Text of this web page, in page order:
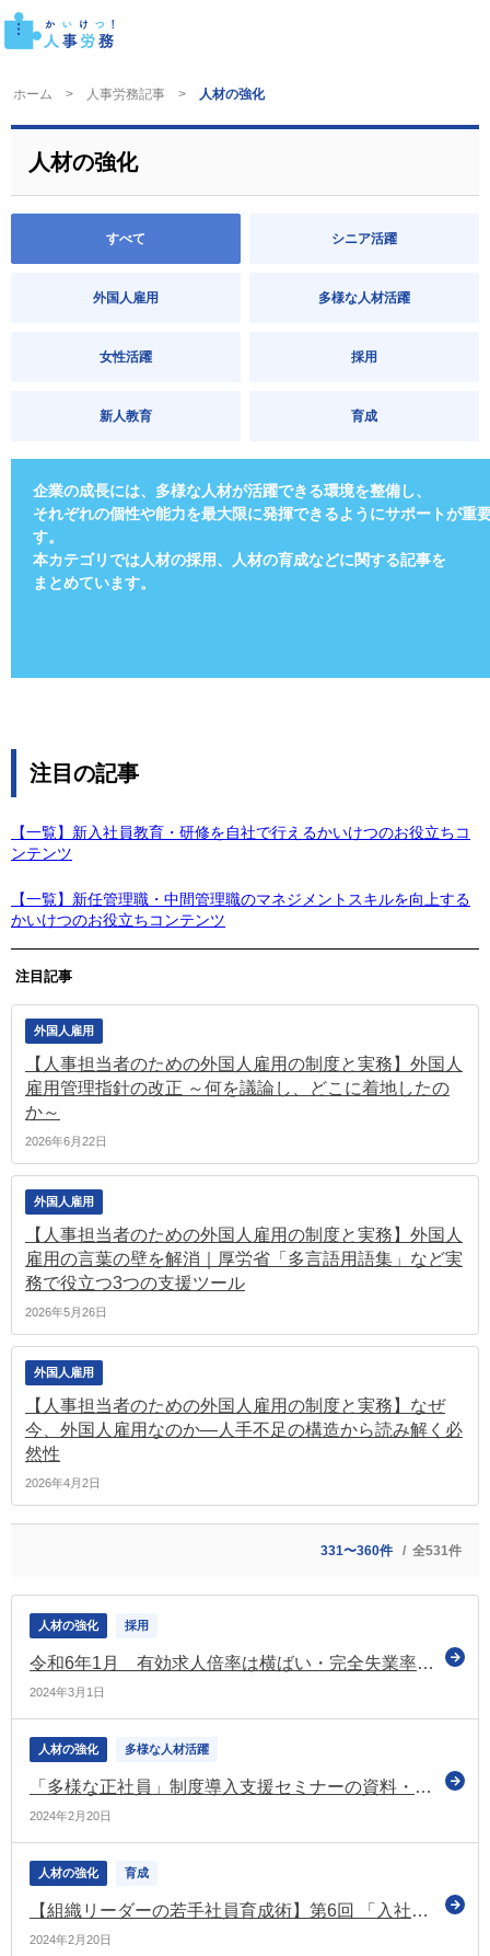
ホーム 人事労務記事 人材の強化
人材の強化
すべて シニア活躍
外国人雇用 多様な人材活躍
女性活躍 採用
新人教育 育成
企業の成長には、多様な人材が活躍できる環境を整備し、
それぞれの個性や能力を最大限に発揮できるようにサポートが重
す。
本カテゴリでは人材の採用、人材の育成などに関する記事を
まとめています。
注目の記事
【一覧】新入社員教育・研修を自社で行えるかいけつのお役立ちコ
ンテンツ
【一覧】新任管理職・中間管理職のマネジメントスキルを向上する
かいけつのお役立ちコンテンツ
注目記事
外国人雇用
【人事担当者のための外国人雇用の制度と実務】外国人
雇用管理指針の改正 ～何を議論し、どこに着地したの
か～
2026年6月22日
外国人雇用
【人事担当者のための外国人雇用の制度と実務】外国人
雇用の言葉の壁を解消｜厚労省「多言語用語集」など実
務で役立つ3つの支援ツール
2026年5月26日
外国人雇用
【人事担当者のための外国人雇用の制度と実務】なぜ
今、外国人雇用なのか―人手不足の構造から読み解く必
然性
2026年4月2日
331〜360件 全531件
人材の強化 採用
令和6年1月 有効求人倍率は横ばい・完全失業率は改善
2024年3月1日
人材の強化 多様な人材活躍
「多様な正社員」制度導入支援セミナーの資料・動画をアップロード（多様な働き方の実現応援サイト）
2024年2月20日
人材の強化 育成
【組織リーダーの若手社員育成術】第6回 「入社１年目にすべきこと」として何を伝えるか
2024年2月20日